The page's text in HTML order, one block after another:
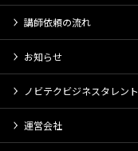
講師依頼の流れ
お知らせ
ノビテクビジネスタレント
運営会社